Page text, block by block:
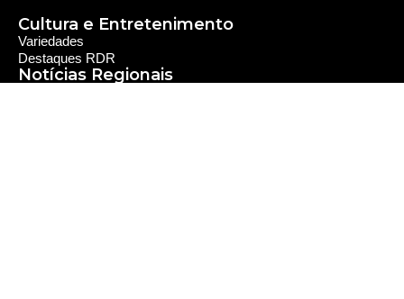
Cultura e Entretenimento
Notícias Regionais
Variedades
Destaques RDR